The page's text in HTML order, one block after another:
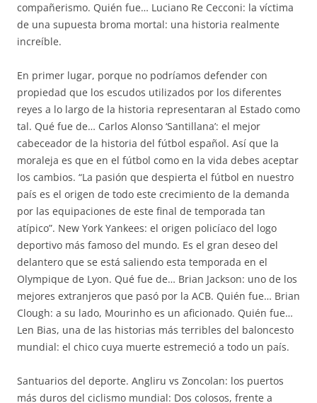
compañerismo. Quién fue… Luciano Re Cecconi: la víctima
de una supuesta broma mortal: una historia realmente
increíble.
En primer lugar, porque no podríamos defender con
propiedad que los escudos utilizados por los diferentes
reyes a lo largo de la historia representaran al Estado como
tal. Qué fue de… Carlos Alonso ‘Santillana’: el mejor
cabeceador de la historia del fútbol español. Así que la
moraleja es que en el fútbol como en la vida debes aceptar
los cambios. “La pasión que despierta el fútbol en nuestro
país es el origen de todo este crecimiento de la demanda
por las equipaciones de este final de temporada tan
atípico”. New York Yankees: el origen policíaco del logo
deportivo más famoso del mundo. Es el gran deseo del
delantero que se está saliendo esta temporada en el
Olympique de Lyon. Qué fue de… Brian Jackson: uno de los
mejores extranjeros que pasó por la ACB. Quién fue… Brian
Clough: a su lado, Mourinho es un aficionado. Quién fue…
Len Bias, una de las historias más terribles del baloncesto
mundial: el chico cuya muerte estremeció a todo un país.
Santuarios del deporte. Angliru vs Zoncolan: los puertos
más duros del ciclismo mundial: Dos colosos, frente a